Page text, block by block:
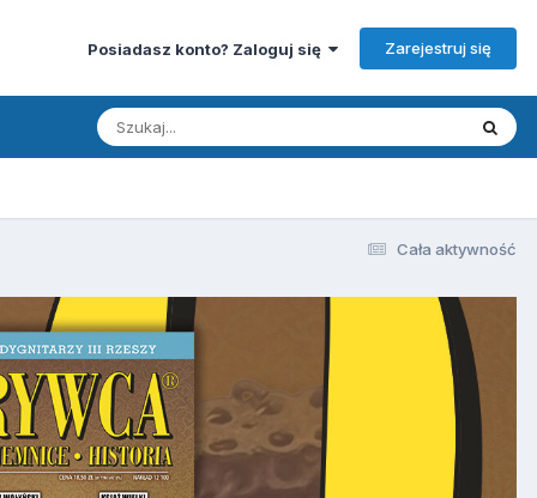
Posiadasz konto? Zaloguj się Zarejestruj się
Cała aktywność